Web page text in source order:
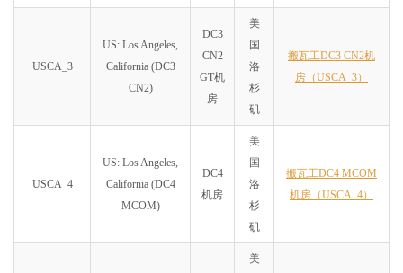
USCA_3
US: Los Angeles,
California (DC3
CN2)
DC3
CN2
GT机
房
美
国
洛
杉
矶
搬瓦工DC3 CN2机
房（USCA_3）
USCA_4
US: Los Angeles,
California (DC4
MCOM)
DC4
机房
美
国
洛
杉
矶
搬瓦工DC4 MCOM
机房（USCA_4）
美